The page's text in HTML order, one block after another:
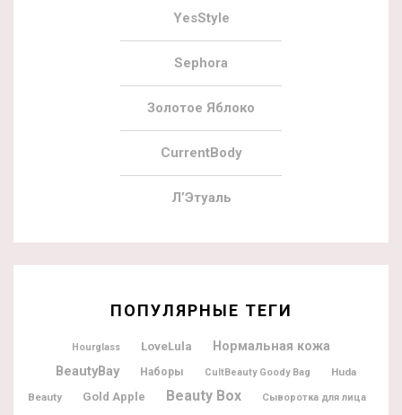
YesStyle
Sephora
Золотое Яблоко
CurrentBody
Л’Этуаль
ПОПУЛЯРНЫЕ ТЕГИ
Hourglass LoveLula Нормальная кожа
BeautyBay Наборы CultBeauty Goody Bag
Huda
Beauty
Gold Apple Beauty Box Сыворотка для лица